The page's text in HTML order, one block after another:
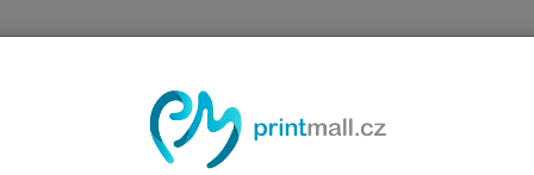
Fotografie